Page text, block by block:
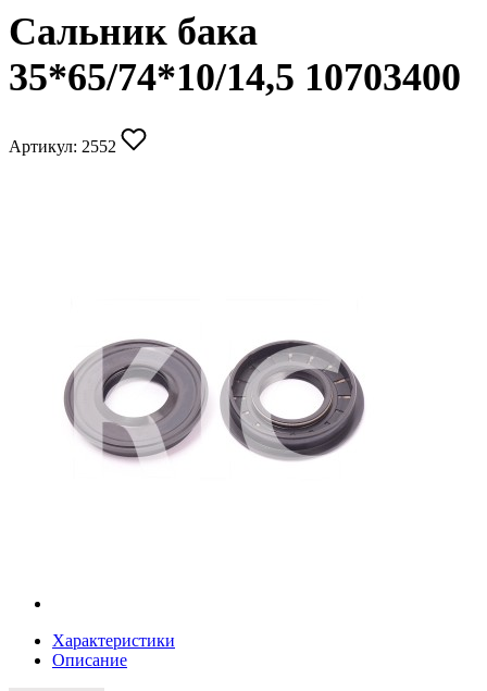
Сальник бака
35*65/74*10/14,5 10703400
Артикул: 2552
Характеристики
Описание